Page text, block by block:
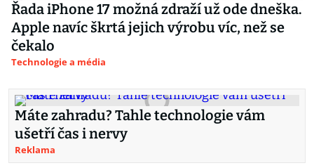
Řada iPhone 17 možná zdraží už ode dneška.
Apple navíc škrtá jejich výrobu víc, než se
čekalo
Technologie a média
Máte zahradu? Tahle technologie vám
ušetří čas i nervy
Reklama